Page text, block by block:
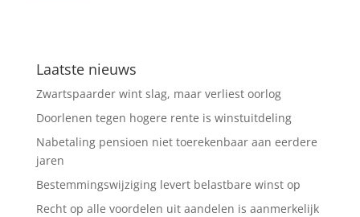
Laatste nieuws
Zwartspaarder wint slag, maar verliest oorlog
Doorlenen tegen hogere rente is winstuitdeling
Nabetaling pensioen niet toerekenbaar aan eerdere
jaren
Bestemmingswijziging levert belastbare winst op
Recht op alle voordelen uit aandelen is aanmerkelijk